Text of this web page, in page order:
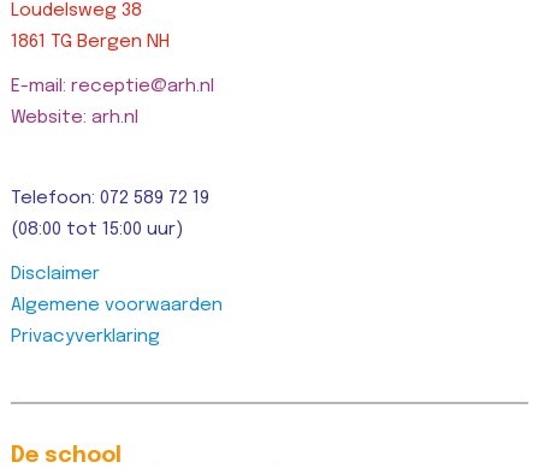
Loudelsweg 38
1861 TG Bergen NH
E-mail: receptie@arh.nl
Website: arh.nl
Telefoon: 072 589 72 19
(08:00 tot 15:00 uur)
Disclaimer
Algemene voorwaarden
Privacyverklaring
De school